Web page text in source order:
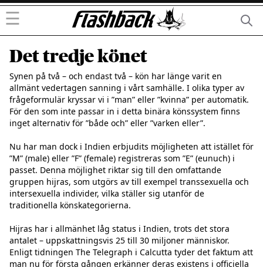
☰
Det tredje könet
Synen på två – och endast två – kön har länge varit en
allmänt vedertagen sanning i vårt samhälle. I olika typer av
frågeformulär kryssar vi i ”man” eller ”kvinna” per automatik.
För den som inte passar in i detta binära könssystem finns
inget alternativ för ”både och” eller ”varken eller”.
Nu har man dock i Indien erbjudits möjligheten att istället för
”M” (male) eller ”F” (female) registreras som ”E” (eunuch) i
passet. Denna möjlighet riktar sig till den omfattande
gruppen hijras, som utgörs av till exempel transsexuella och
intersexuella individer, vilka ställer sig utanför de
traditionella könskategorierna.
Hijras har i allmänhet låg status i Indien, trots det stora
antalet – uppskattningsvis 25 till 30 miljoner människor.
Enligt tidningen The Telegraph i Calcutta tyder det faktum att
man nu för första gången erkänner deras existens i officiella